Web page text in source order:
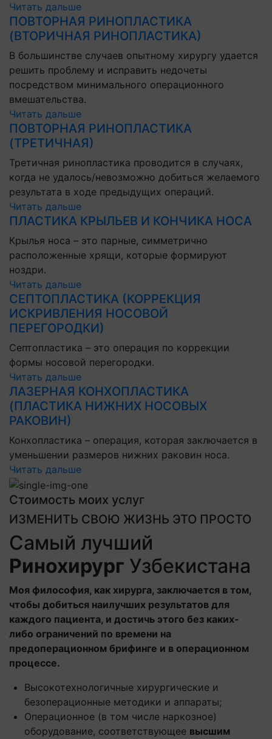
Читать дальше
ПОВТОРНАЯ РИНОПЛАСТИКА
(ВТОРИЧНАЯ РИНОПЛАСТИКА)
В большинстве случаев опытному хирургу удается
решить проблему и исправить недочеты
посредством минимального операционного
вмешательства.
Читать дальше
ПОВТОРНАЯ РИНОПЛАСТИКА
(ТРЕТИЧНАЯ)
Третичная ринопластика проводится в случаях,
когда не удалось/невозможно добиться желаемого
результата в ходе предыдущих операций.
Читать дальше
ПЛАСТИКА КРЫЛЬЕВ И КОНЧИКА НОСА
Крылья носа – это парные, симметрично
расположенные хрящи, которые формируют
ноздри.
Читать дальше
СЕПТОПЛАСТИКА (КОРРЕКЦИЯ
ИСКРИВЛЕНИЯ НОСОВОЙ
ПЕРЕГОРОДКИ)
Септопластика – это операция по коррекции
формы носовой перегородки.
Читать дальше
ЛАЗЕРНАЯ КОНХОПЛАСТИКА
(ПЛАСТИКА НИЖНИХ НОСОВЫХ
РАКОВИН)
Конхопластика – операция, которая заключается в
уменьшении размеров нижних раковин носа.
Читать дальше
Стоимость моих услуг
ИЗМЕНИТЬ СВОЮ ЖИЗНЬ ЭТО ПРОСТО
Самый лучший
Ринохирург Узбекистана
Моя философия, как хирурга, заключается в том,
чтобы добиться наилучших результатов для
каждого пациента, и достичь этого без каких-
либо ограничений по времени на
предоперационном брифинге и в операционном
процессе.
Высокотехнологичные хирургические и
безоперационные методики и аппараты;
Операционное (в том числе наркозное)
оборудование, соответствующее высшим